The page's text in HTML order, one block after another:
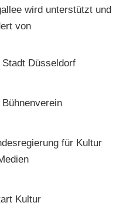
wird unterstützt und
von